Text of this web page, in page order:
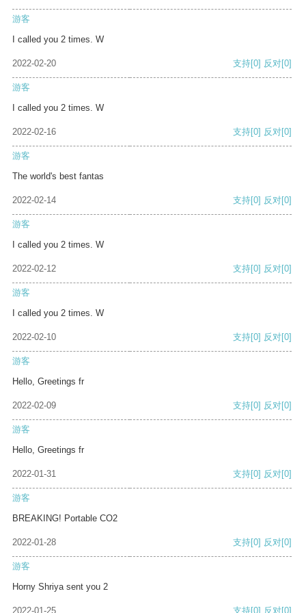
游客
I called you 2 times. W
2022-02-20 支持[0] 反对[0]
游客
I called you 2 times. W
2022-02-16 支持[0] 反对[0]
游客
The world's best fantas
2022-02-14 支持[0] 反对[0]
游客
I called you 2 times. W
2022-02-12 支持[0] 反对[0]
游客
I called you 2 times. W
2022-02-10 支持[0] 反对[0]
游客
Hello, Greetings fr
2022-02-09 支持[0] 反对[0]
游客
Hello, Greetings fr
2022-01-31 支持[0] 反对[0]
游客
BREAKING! Portable CO2
2022-01-28 支持[0] 反对[0]
游客
Horny Shriya sent you 2
2022-01-25 支持[0] 反对[0]